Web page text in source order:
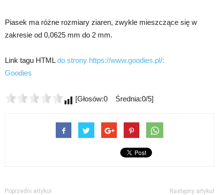
Piasek ma różne rozmiary ziaren, zwykle mieszczące się w
zakresie od 0,0625 mm do 2 mm.
Link tagu HTMLdo strony https://www.goodies.pl/:
Goodies
[Głosów:0 Średnia:0/5]
Poprzedni artykuł Następny artykuł